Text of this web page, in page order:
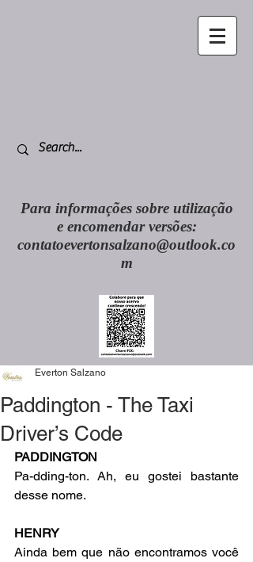
Para informações sobre utilização
e encomendar versões:
contatoevertonsalzano@outlook.co
m
Paddington - The Taxi
Driver’s Code
Everton Salzano
PADDINGTON
Pa-dding-ton. Ah, eu gostei bastante
desse nome.
HENRY
Ainda bem que não encontramos você